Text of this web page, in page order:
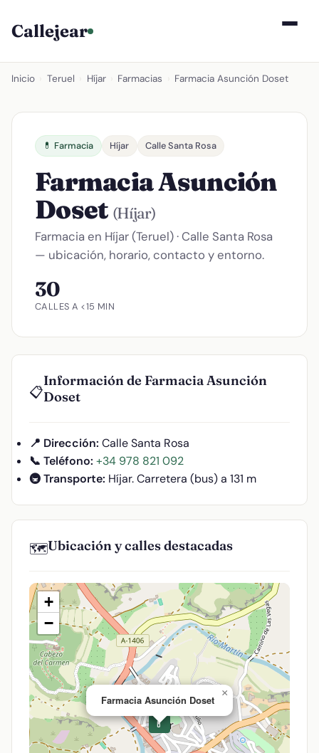
Callejear
Inicio Teruel Híjar Farmacias Farmacia Asunción Doset
💊 Farmacia Híjar Calle Santa Rosa
Farmacia Asunción
Doset (Híjar)
Farmacia en Híjar (Teruel) · Calle Santa Rosa
— ubicación, horario, contacto y entorno.
30
CALLES A <15 MIN
📋
Información de Farmacia Asunción
Doset
📍 Dirección: Calle Santa Rosa
📞 Teléfono: +34 978 821 092
🚇 Transporte: Híjar. Carretera (bus) a 131 m
🗺️Ubicación y calles destacadas
💊
Farmacia Asunción Doset
×
+
−